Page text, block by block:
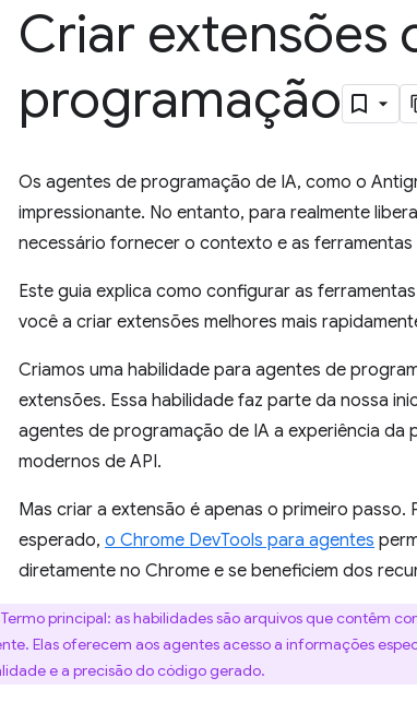
Criar extensões
programação
Os agentes de programação de IA, como o
impressionante. No entanto, para realmente
necessário fornecer o contexto e as ferramentas
Este guia explica como configurar as
você a criar extensões melhores mais
Criamos uma habilidade para agentes de
extensões. Essa habilidade faz parte da nossa
agentes de programação de IA a experiência
modernos de API.
Mas criar a extensão é apenas o primeiro
esperado, o Chrome DevTools para agentes
diretamente no Chrome e se beneficiem dos
Termo principal: as habilidades são arquivos que contêm
Elas oferecem aos agentes acesso a informações
e a precisão do código gerado.